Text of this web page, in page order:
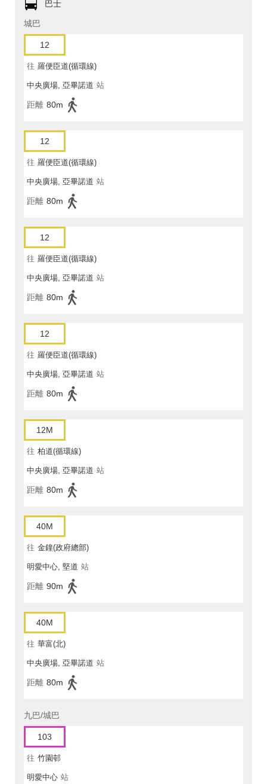
巴士
城巴
12
往 羅便臣道(循環線)
中央廣場, 亞畢諾道 站
距離 80m
12
往 羅便臣道(循環線)
中央廣場, 亞畢諾道 站
距離 80m
12
往 羅便臣道(循環線)
中央廣場, 亞畢諾道 站
距離 80m
12
往 羅便臣道(循環線)
中央廣場, 亞畢諾道 站
距離 80m
12M
往 柏道(循環線)
中央廣場, 亞畢諾道 站
距離 80m
40M
往 金鐘(政府總部)
明愛中心, 堅道 站
距離 90m
40M
往 華富(北)
中央廣場, 亞畢諾道 站
距離 80m
九巴/城巴
103
往 竹園邨
明愛中心 站